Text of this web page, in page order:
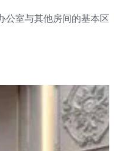
公室与其他房间的基本区